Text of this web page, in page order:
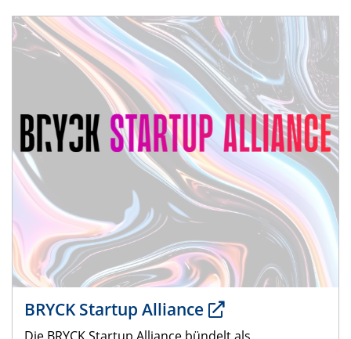
BRYCK Startup Alliance
Die BRYCK Startup Alliance bündelt als